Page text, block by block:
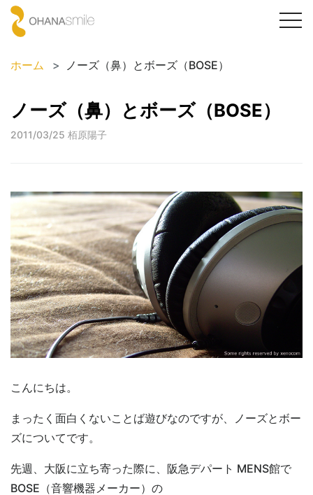
ホーム ノーズ（鼻）とボーズ（BOSE）
ノーズ（鼻）とボーズ（BOSE）
2011/03/25 栢原陽子
こんにちは。
まったく面白くないことば遊びなのですが、ノーズとボー
ズについてです。
先週、大阪に立ち寄った際に、阪急デパート MENS館で
BOSE（音響機器メーカー）の